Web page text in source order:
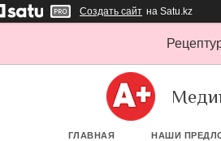
Создать сайт на Satu.kz
ГЛАВНАЯ НАШИ